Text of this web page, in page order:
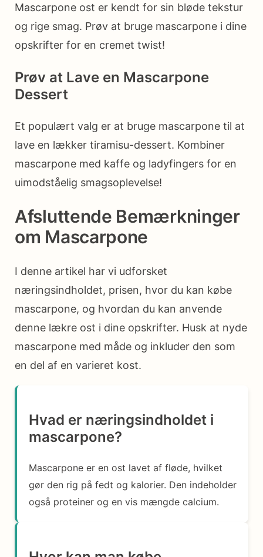
Mascarpone ost er kendt for sin bløde tekstur
og rige smag. Prøv at bruge mascarpone i dine
opskrifter for en cremet twist!
Prøv at Lave en Mascarpone
Dessert
Et populært valg er at bruge mascarpone til at
lave en lækker tiramisu-dessert. Kombiner
mascarpone med kaffe og ladyfingers for en
uimodståelig smagsoplevelse!
Afsluttende Bemærkninger
om Mascarpone
I denne artikel har vi udforsket
næringsindholdet, prisen, hvor du kan købe
mascarpone, og hvordan du kan anvende
denne lækre ost i dine opskrifter. Husk at nyde
mascarpone med måde og inkluder den som
en del af en varieret kost.
Hvad er næringsindholdet i
mascarpone?
Mascarpone er en ost lavet af fløde, hvilket
gør den rig på fedt og kalorier. Den indeholder
også proteiner og en vis mængde calcium.